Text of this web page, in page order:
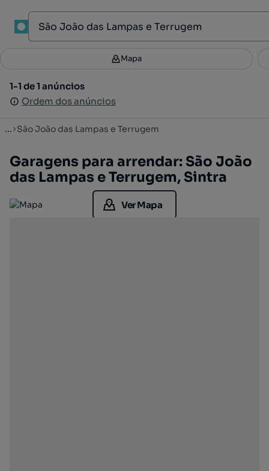
Filtros 3
1-1 de 1 anúncios
Ordem dos anúncios
Mapa
1-1 de 1 anúncios
Ordem dos anúncios
... São João das Lampas e Terrugem
Garagens para arrendar: São João
das Lampas e Terrugem, Sintra
Ver Mapa